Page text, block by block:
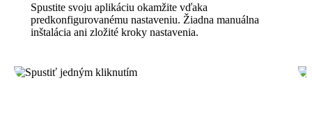
Spustite svoju aplikáciu okamžite vďaka
predkonfigurovanému nastaveniu. Žiadna manuálna
inštalácia ani zložité kroky nastavenia.